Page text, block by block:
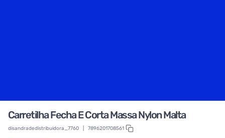
Carretilha Fecha E Corta Massa Nylon Malta
disandradedistribuidora_7760 7896201708561